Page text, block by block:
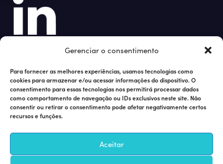
Gerenciar o consentimento
Para fornecer as melhores experiências, usamos tecnologias como
cookies para armazenar e/ou acessar informações do dispositivo. O
consentimento para essas tecnologias nos permitirá processar dados
como comportamento de navegação ou IDs exclusivos neste site. Não
consentir ou retirar o consentimento pode afetar negativamente certos
recursos e funções.
Aceitar
Junte-se à nossa comunidade
Quer ser um patrocinador? Fale com Fabricio Santos